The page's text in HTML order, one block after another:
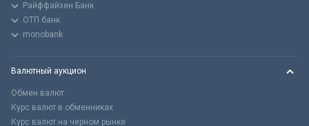
Райффайзен Банк
ОТП банк
monobank
Валютный аукцион
Обмен валют
Курс валют в обменниках
Курс валют на черном рынке